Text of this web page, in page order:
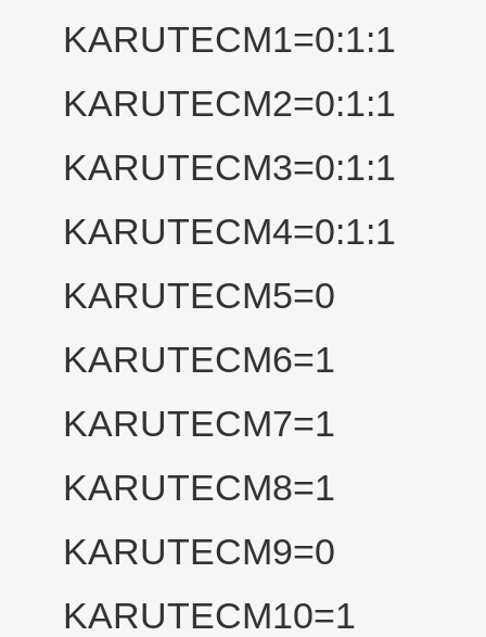
KARUTECM1=0:1:1
KARUTECM2=0:1:1
KARUTECM3=0:1:1
KARUTECM4=0:1:1
KARUTECM5=0
KARUTECM6=1
KARUTECM7=1
KARUTECM8=1
KARUTECM9=0
KARUTECM10=1